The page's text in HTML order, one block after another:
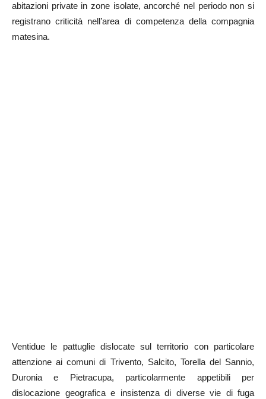
abitazioni private in zone isolate, ancorché nel periodo non si
registrano criticità nell’area di competenza della compagnia
matesina.
Ventidue le pattuglie dislocate sul territorio con particolare
attenzione ai comuni di Trivento, Salcito, Torella del Sannio,
Duronia e Pietracupa, particolarmente appetibili per
dislocazione geografica e insistenza di diverse vie di fuga